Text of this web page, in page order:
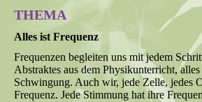
THEMA
Alles ist Frequenz
Frequenzen begleiten uns mit jedem
Abstraktes aus dem Physikunterricht,
Schwingung. Auch wir, jede Zelle, jedes
Frequenz. Jede Stimmung hat ihre